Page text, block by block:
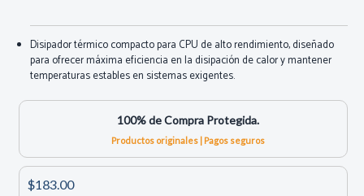
Disipador térmico compacto para CPU de alto rendimiento, diseñado
para ofrecer máxima eficiencia en la disipación de calor y mantener
temperaturas estables en sistemas exigentes.
100% de Compra Protegida.
Productos originales | Pagos seguros
$183.00